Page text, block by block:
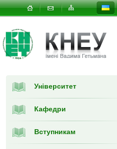
Університет
Кафедри
Вступникам